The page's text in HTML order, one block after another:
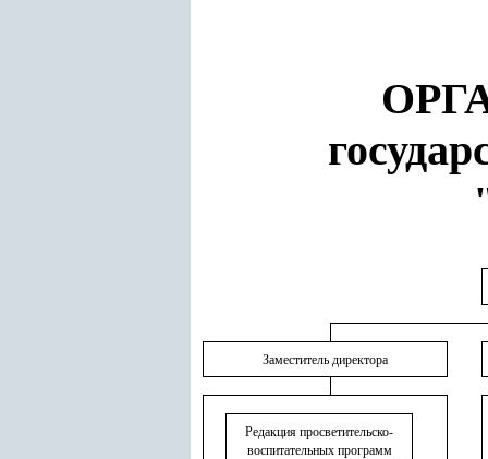
Заместитель директора
Редакция просветительско-
воспитательных программ